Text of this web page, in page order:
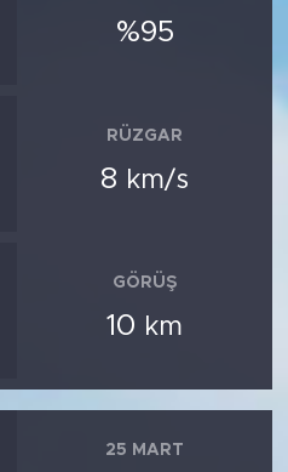
%95
RÜZGAR
8 km/s
GÖRÜŞ
10 km
25 MART